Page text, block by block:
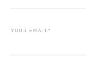
YOUR EMAIL*